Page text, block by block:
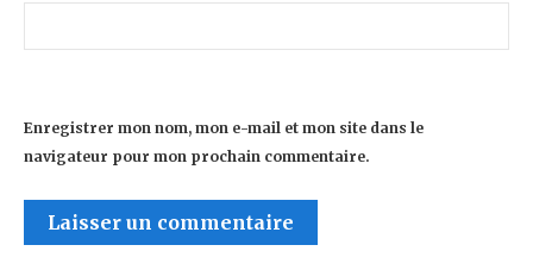
Enregistrer mon nom, mon e-mail et mon site dans le
navigateur pour mon prochain commentaire.